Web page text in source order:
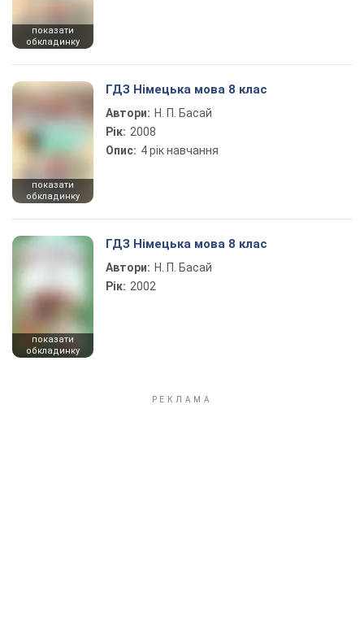
показати
обкладинку
показати
обкладинку
ГДЗ Німецька мова 8 клас
Автори: Н. П. Басай
Рік: 2008
Опис: 4 рік навчання
показати
обкладинку
ГДЗ Німецька мова 8 клас
Автори: Н. П. Басай
Рік: 2002